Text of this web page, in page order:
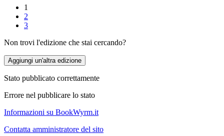
1
2
3
Non trovi l'edizione che stai cercando?
Aggiungi un'altra edizione
Stato pubblicato correttamente
Errore nel pubblicare lo stato
Informazioni su BookWyrm.it
Contatta amministratore del sito